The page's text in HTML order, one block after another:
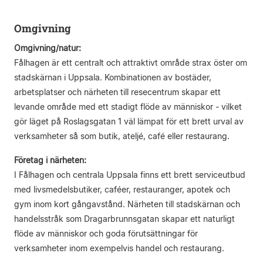
Omgivning
Omgivning/natur:
Fålhagen är ett centralt och attraktivt område strax öster om
stadskärnan i Uppsala. Kombinationen av bostäder,
arbetsplatser och närheten till resecentrum skapar ett
levande område med ett stadigt flöde av människor - vilket
gör läget på Roslagsgatan 1 väl lämpat för ett brett urval av
verksamheter så som butik, ateljé, café eller restaurang.
Företag i närheten:
I Fålhagen och centrala Uppsala finns ett brett serviceutbud
med livsmedelsbutiker, caféer, restauranger, apotek och
gym inom kort gångavstånd. Närheten till stadskärnan och
handelsstråk som Dragarbrunnsgatan skapar ett naturligt
flöde av människor och goda förutsättningar för
verksamheter inom exempelvis handel och restaurang.